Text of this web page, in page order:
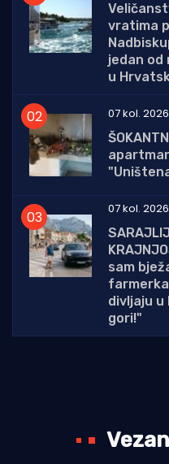
vratima
jedan od
u
07 kol. 2026
07 kol. 2026
sam
divljaju u
gori!"